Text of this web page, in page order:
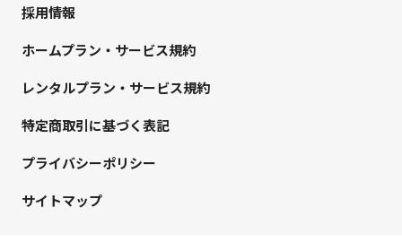
採用情報
ホームプラン・サービス規約
レンタルプラン・サービス規約
特定商取引に基づく表記
プライバシーポリシー
サイトマップ